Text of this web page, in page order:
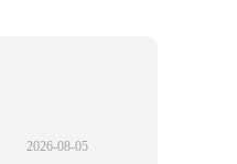
2026-08-05